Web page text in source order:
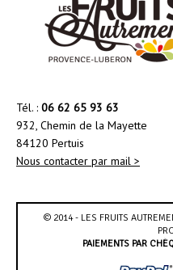
Tél. : 06 62 65 93 63
932, Chemin de la Mayette
84120 Pertuis
Nous contacter par mail >
© 2014 - LES FRUITS
PAIEMENTS PAR